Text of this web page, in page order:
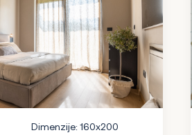
Dimenzije: 160x200